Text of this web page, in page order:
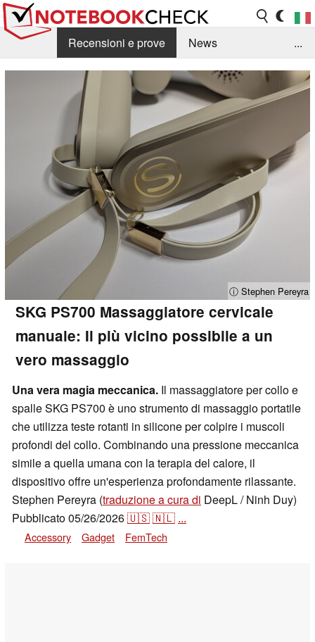
Recensioni e prove
News
Raccolta di recensioni
Info Techniche / Tips
Guida agli acquisti
Search Contact
...
ⓘ Stephen Pereyra
SKG PS700 Massaggiatore cervicale
manuale: Il più vicino possibile a un
vero massaggio
Una vera magia meccanica. Il massaggiatore per collo e
spalle SKG PS700 è uno strumento di massaggio portatile
che utilizza teste rotanti in silicone per colpire i muscoli
profondi del collo. Combinando una pressione meccanica
simile a quella umana con la terapia del calore, il
dispositivo offre un'esperienza profondamente rilassante.
Stephen Pereyra (traduzione a cura di DeepL / Ninh Duy)
Pubblicato05/26/2026🇺🇸🇳🇱 ...
Accessory Gadget FemTech